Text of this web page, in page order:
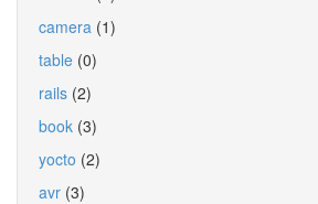
camera (1)
table (0)
rails (2)
book (3)
yocto (2)
avr (3)